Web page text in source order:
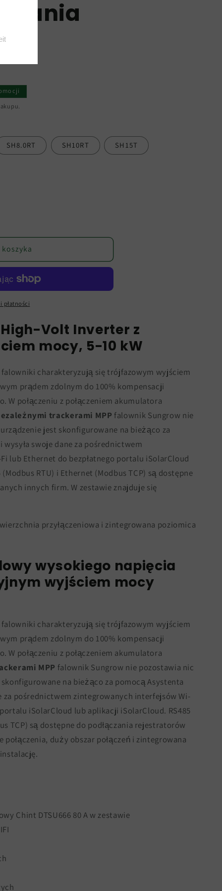
SH8.0RT SH10RT SH15T
płatności
Volt Inverter z
mocy, 5-10 kW
charakteryzują się trójfazowym wyjściem
prądem zdolnym do 100% kompensacji
W połączeniu z połączeniem akumulatora
trackerami MPP falownik Sungrow nie
jest skonfigurowane na bieżąco za
swoje dane za pośrednictwem
lub Ethernet do bezpłatnego portalu iSolarCloud
RTU) i Ethernet (Modbus TCP) są dostępne
innych firm. W zestawie znajduje się
przyłączeniowa i zintegrowana poziomica
wysokiego napięcia
wyjściem mocy
charakteryzują się trójfazowym wyjściem
prądem zdolnym do 100% kompensacji
W połączeniu z połączeniem akumulatora
MPP falownik Sungrow nie pozostawia nic
na bieżąco za pomocą Asystenta
za pośrednictwem zintegrowanych interfejsów Wi-
iSolarCloud lub aplikacji iSolarCloud. RS485
TCP) są dostępne do podłączania rejestratorów
duży obszar połączeń i zintegrowana
Chint DTSU666 80 A w zestawie